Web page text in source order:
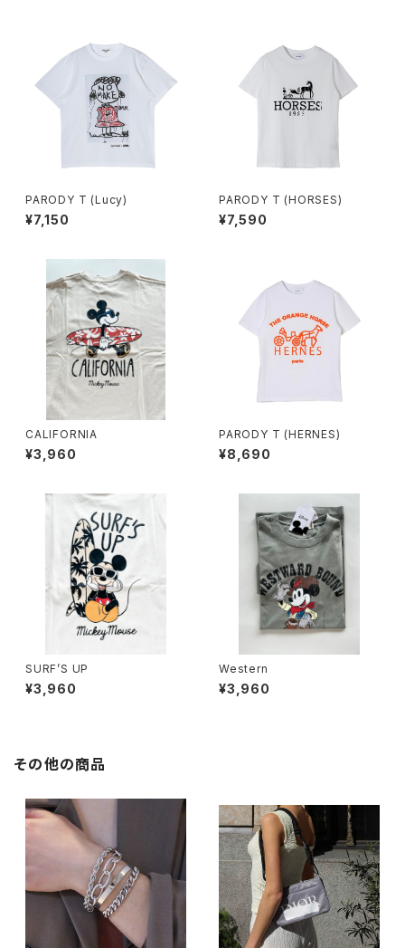
PARODY T (Lucy)
¥7,150
PARODY T (HORSES)
¥7,590
CALIFORNIA
¥3,960
PARODY T (HERNES)
¥8,690
SURF’S UP
¥3,960
Western
¥3,960
その他の商品